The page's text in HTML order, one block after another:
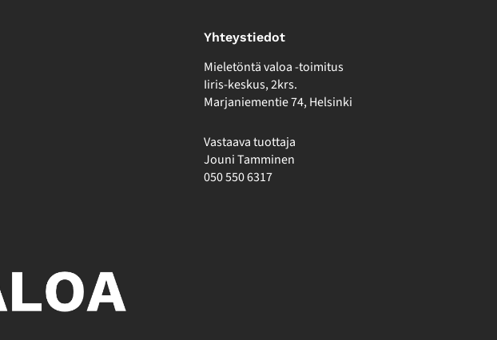
Yhteystiedot
Mieletöntä valoa -toimitus
Iiris-keskus, 2krs.
Marjaniementie 74, Helsinki
Vastaava tuottaja
Jouni Tamminen
050 550 6317